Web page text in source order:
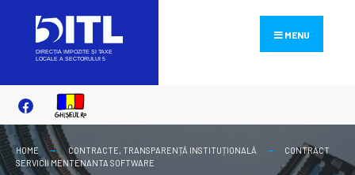
content
MENU
HOME CONTRACTE, TRANSPARENȚĂ INSTITUȚIONALĂ
CONTRACT
SERVICII MENTENANTA SOFTWARE
for: